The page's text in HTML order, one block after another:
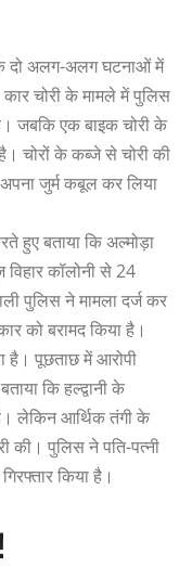
के दो अलग-अलग घटनाओं में
चोरी के मामले में पुलिस
जबकि एक बाइक चोरी के
चोरों के कब्जे से चोरी की
अपना जुर्म कबूल कर लिया
हुए बताया कि अल्मोड़ा
विहार कॉलोनी से 24
पुलिस ने मामला दर्ज कर
को बरामद किया है।
है। पूछताछ में आरोपी
कि हल्द्वानी के
लेकिन आर्थिक तंगी के
की। पुलिस ने पति-पत्नी
किया है।